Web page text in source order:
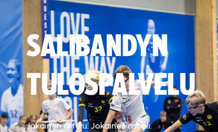
SALIBANDYN
TULOSPALVELU
Jokainen ottelu. Jokainen maali.